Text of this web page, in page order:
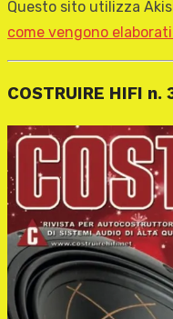
Questo sito utilizza
come vengono
COSTRUIRE HIFI n.